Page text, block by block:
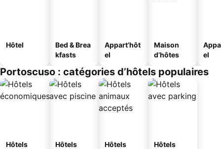
Hôtel
Bed & Brea
kfasts
Appart’hôt
el
Maison
d’hôtes
el
Portoscuso : catégories d’hôtels populaires
Hôtels
Hôtels
Hôtels
Hôtels